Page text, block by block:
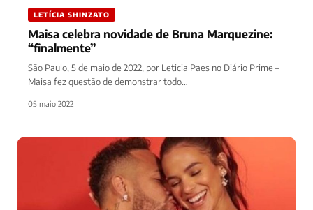
LETÍCIA SHINZATO
Maisa celebra novidade de Bruna Marquezine:
“finalmente”
São Paulo, 5 de maio de 2022, por Leticia Paes no Diário Prime –
Maisa fez questão de demonstrar todo…
05 maio 2022